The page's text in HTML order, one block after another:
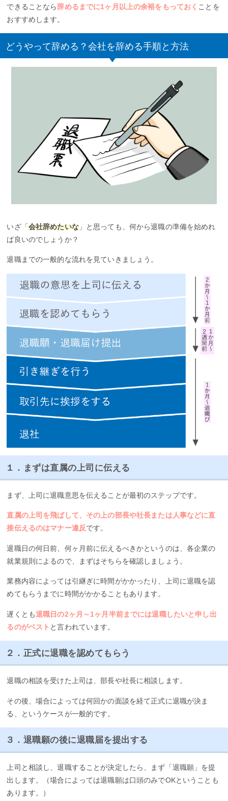
できることなら辞めるまでに1ヶ月以上の余裕をもっておく ことを
おすすめします。
どうやって辞める？会社を辞める手順と方法
いざ「 会社辞めたいな」と思っても、何から退職の準備を始めれ
ば良いのでしょうか？
退職までの一般的な流れを見ていきましょう。
１．まずは直属の上司に伝える
まず、上司に退職意思を伝えることが最初のステップです。
直属の上司を飛ばして、その上の部長や社長または人事などに直
接伝えるのはマナー違反です。
退職日の何日前、何ヶ月前に伝えるべきかというのは、各企業の
就業規則によるので、まずはそちらを確認しましょう。
業務内容によっては引継ぎに時間がかかったり、上司に退職を認
めてもらうまでに時間がかかることもあります。
遅くとも退職日の2ヶ月～1ヶ月半前までには退職したいと申し出
るのがベスト と言われています。
２．正式に退職を認めてもらう
退職の相談を受けた上司は、部長や社長に相談します。
その後、場合によっては何回かの面談を経て正式に退職が決ま
る、というケースが一般的です。
３．退職願の後に退職届を提出する
上司と相談し、退職することが決定したら、まず「退職願」を提
出します。（場合によっては退職願は口頭のみでOKということも
あります。）